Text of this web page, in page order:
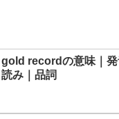
gold recordの意味｜発
読み｜品詞